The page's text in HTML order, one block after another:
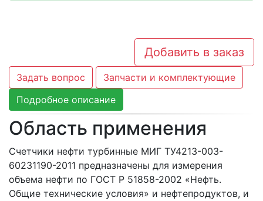
Добавить в заказ
Задать вопрос
Запчасти и комплектующие
Подробное описание
Область применения
Счетчики нефти турбинные МИГ ТУ4213-003-
60231190-2011 предназначены для измерения
объема нефти по ГОСТ Р 51858-2002 «Нефть.
Общие технические условия» и нефтепродуктов, и